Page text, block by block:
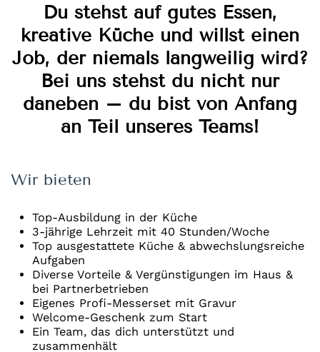
Du stehst auf gutes Essen,
kreative Küche und willst einen
Job, der niemals langweilig wird?
Bei uns stehst du nicht nur
daneben – du bist von Anfang
an Teil unseres Teams!
Wir bieten
Top-Ausbildung in der Küche
3-jährige Lehrzeit mit 40 Stunden/Woche
Top ausgestattete Küche & abwechslungsreiche
Aufgaben
Diverse Vorteile & Vergünstigungen im Haus &
bei Partnerbetrieben
Eigenes Profi-Messerset mit Gravur
Welcome-Geschenk zum Start
Ein Team, das dich unterstützt und
zusammenhält